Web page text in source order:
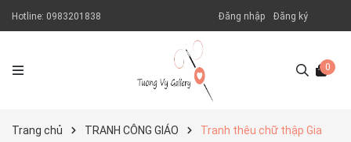
Hotline: 0983201838 Đăng nhập Đăng ký
0
Trang chủ TRANH CÔNG GIÁO
Tranh thêu chữ thập Gia